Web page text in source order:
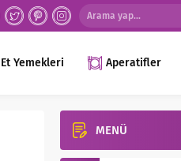
Et Yemekleri Aperatifler
MENÜ